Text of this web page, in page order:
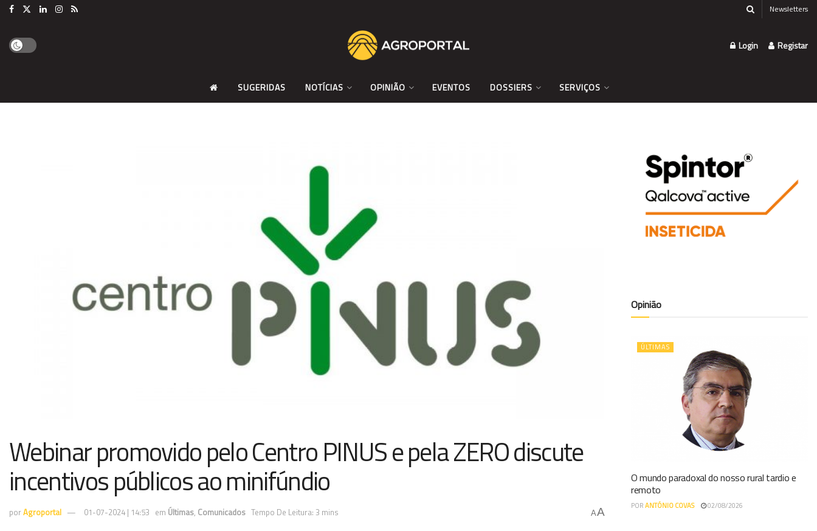
Newsletters
Login Registar
SUGERIDAS NOTÍCIAS OPINIÃO EVENTOS DOSSIERS SERVIÇOS
Webinar promovido pelo Centro PINUS e pela ZERO discute
incentivos públicos ao minifúndio
porAgroportal 01-07-2024 | 14:53 em Últimas, Comunicados Tempo De Leitura: 3 mins AA
Opinião
ÚLTIMAS
O mundo paradoxal do nosso rural tardio e
remoto
PORANTÓNIO COVAS 02/08/2026